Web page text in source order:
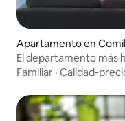
Apartamento en
El departamento más
Familiar · Calidad-